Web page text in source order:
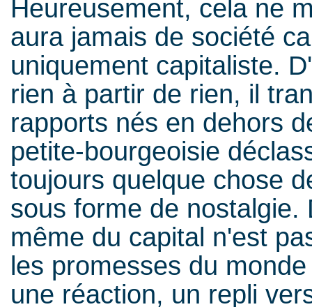
Heureusement, cela ne
aura jamais de société
uniquement capitaliste.
rien à partir de rien, il
rapports nés en dehors
petite-bourgeoisie
toujours quelque chose
sous forme de
même du capital n'est
les promesses du
une réaction, un repli